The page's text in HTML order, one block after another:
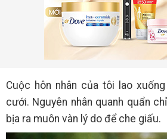
Cuộc hôn nhân của tôi lao
cưới. Nguyên nhân quanh quẩn
bịa ra muôn vàn lý do để che giấu.